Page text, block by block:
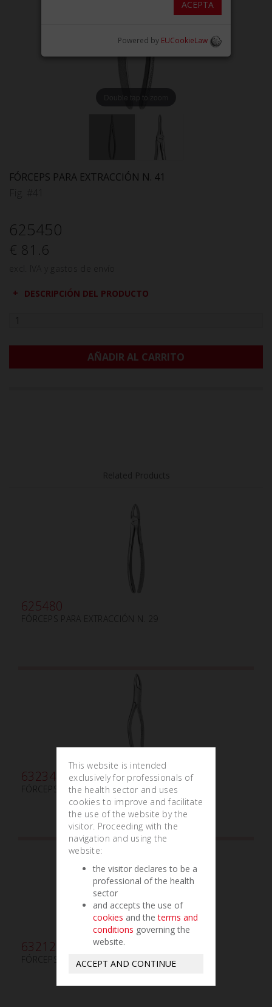
Double tap to zoom
FÓRCEPS PARA EXTRACCIÓN N. 41
625450
€ 81.6
DESCRIPCIÓN DEL PRODUCTO
AÑADIR AL CARRITO
625480
FÓRCEPS PARA EXTRACCIÓN N. 29
632340
FÓRCEPS FORMA AMERICANA N. 69
632120
FÓRCEPS FORMA AMERICANA N.150
This website is intended
exclusively for professionals of
the health sector and uses
cookies to improve and facilitate
the use of the website by the
visitor. Proceeding with the
navigation and using the
website:
the visitor declares to be a
professional of the health
sector
and accepts the use of
cookies and theterms and
conditions governing the
website.
ACCEPT AND CONTINUE
ACEPTA
Powered by EUCookieLaw